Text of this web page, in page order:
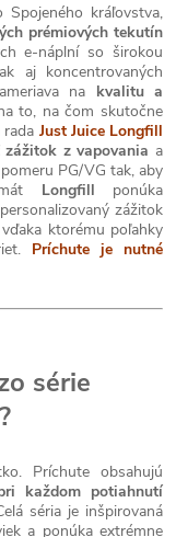
Spojeného kráľovstva,
prémiových tekutín
e-náplní so širokou
aj koncentrovaných
na kvalitu a
to, na čom skutočne
Just Juice Longfill
zážitok z vapovania a
PG/VG tak, aby
Longfill ponúka
zážitok
ktorému poľahky
Príchute je nutné
série
Príchute obsahujú
každom potiahnutí
séria je inšpirovaná
a ponúka extrémne